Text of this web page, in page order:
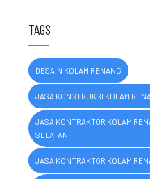
TAGS
DESAIN KOLAM RENANG
JASA KONSTRUKSI KOLAM
JASA KONTRAKTOR KOLAM
SELATAN
JASA KONTRAKTOR KOLAM